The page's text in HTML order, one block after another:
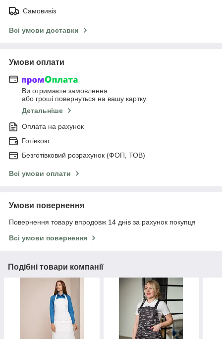
Самовивіз
Всі умови доставки
Умови оплати
Ви отримаєте замовлення
або гроші повернуться на вашу картку
Детальніше
Оплата на рахунок
Готівкою
Безготівковий розрахунок (ФОП, ТОВ)
Всі умови оплати
Умови повернення
Повернення товару впродовж 14 днів за рахунок покупця
Всі умови повернення
Подібні товари компанії